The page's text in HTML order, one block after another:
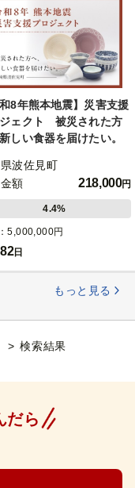
和8年熊本地震】災害支援
ェクト 被災された方
しい食器を届けたい。
波佐見町
額
218,000円
4.4%
5,000,000円
82日
もっと見る
検索結果
だら